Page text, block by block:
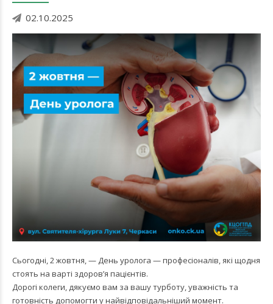
02.10.2025
Сьогодні, 2 жовтня, — День уролога — професіоналів, які щодня
стоять на варті здоров’я пацієнтів.
Дорогі колеги, дякуємо вам за вашу турботу, уважність та
готовність допомогти у найвідповідальніший момент.